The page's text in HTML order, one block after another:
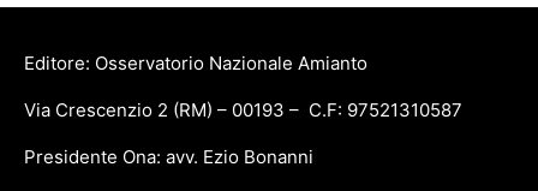
Editore: Osservatorio Nazionale Amianto
Via Crescenzio 2 (RM) – 00193 – C.F: 97521310587
Presidente Ona: avv. Ezio Bonanni